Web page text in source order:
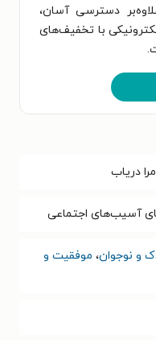
دسترسی آسان،
با تخفیف‌های
دریاب
آسیب‌های اجتماعی
و نوجوان، موفقیت و